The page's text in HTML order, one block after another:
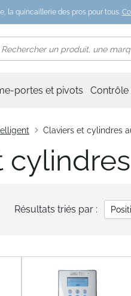
la quincaillerie des pros pour tous.
portes et pivots
Claviers et cylindres
Résultats triés par :